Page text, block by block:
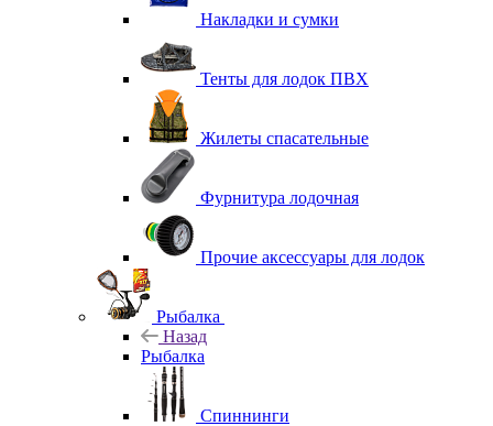
Накладки и сумки
Тенты для лодок ПВХ
Жилеты спасательные
Фурнитура лодочная
Прочие аксессуары для лодок
Рыбалка
Назад
Рыбалка
Спиннинги